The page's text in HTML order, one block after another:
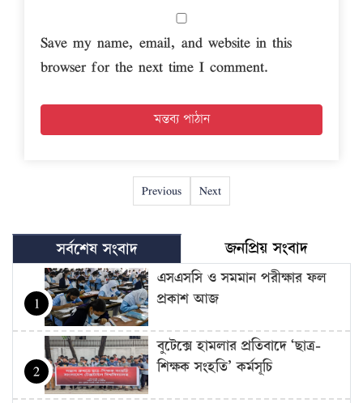
Save my name, email, and website in this
browser for the next time I comment.
Previous Next
সর্বশেষ সংবাদ জনপ্রিয় সংবাদ
1
এসএসসি ও সমমান পরীক্ষার ফল
প্রকাশ আজ
2
বুটেক্সে হামলার প্রতিবাদে ‘ছাত্র-
শিক্ষক সংহতি’ কর্মসূচি